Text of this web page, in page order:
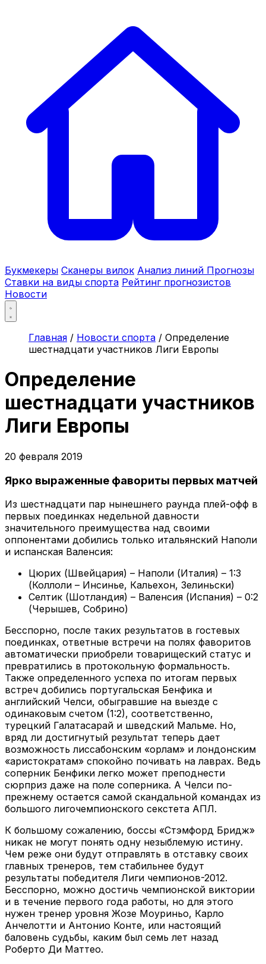
Букмекеры Сканеры вилок Анализ линий Прогнозы
Ставки на виды спорта Рейтинг прогнозистов
Новости
Главная / Новости спорта / Определение
шестнадцати участников Лиги Европы
Определение
шестнадцати участников
Лиги Европы
20 февраля 2019
Ярко выраженные фавориты первых матчей
Из шестнадцати пар нынешнего раунда плей-офф в
первых поединках недельной давности
значительного преимущества над своими
оппонентами добились только итальянский Наполи
и испанская Валенсия:
Цюрих (Швейцария) – Наполи (Италия) – 1:3
(Коллоли – Инсинье, Кальехон, Зелиньски)
Селтик (Шотландия) – Валенсия (Испания) – 0:2
(Черышев, Собрино)
Бесспорно, после таких результатов в гостевых
поединках, ответные встречи на полях фаворитов
автоматически приобрели товарищеский статус и
превратились в протокольную формальность.
Также определенного успеха по итогам первых
встреч добились португальская Бенфика и
английский Челси, обыгравшие на выезде с
одинаковым счетом (1:2), соответственно,
турецкий Галатасарай и шведский Мальме. Но,
вряд ли достигнутый результат теперь дает
возможность лиссабонским «орлам» и лондонским
«аристократам» спокойно почивать на лаврах. Ведь
соперник Бенфики легко может преподнести
сюрприз даже на поле соперника. А Челси по-
прежнему остается самой скандальной командах из
большого лигочемпионского секстета АПЛ.
К большому сожалению, боссы «Стэмфорд Бридж»
никак не могут понять одну незыблемую истину.
Чем реже они будут отправлять в отставку своих
главных тренеров, тем стабильнее будут
результаты победителя Лиги чемпионов-2012.
Бесспорно, можно достичь чемпионской виктории
и в течение первого года работы, но для этого
нужен тренер уровня Жозе Моуриньо, Карло
Анчелотти и Антонио Конте, или настоящий
баловень судьбы, каким был семь лет назад
Роберто Ди Маттео.